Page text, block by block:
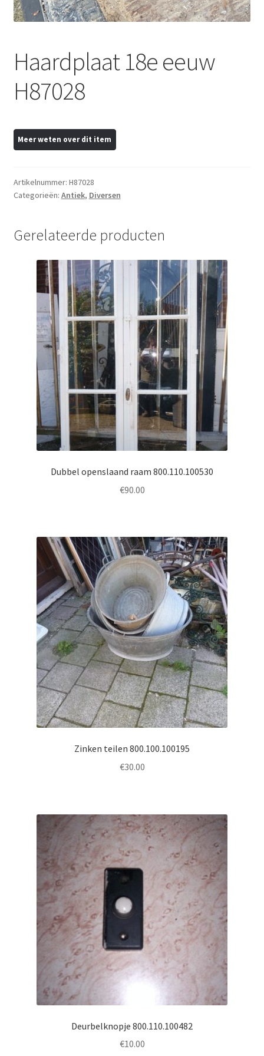
Haardplaat 18e eeuw
H87028
Artikelnummer: H87028
Categorieën: Antiek, Diversen
Gerelateerde producten
Dubbel openslaand raam 800.110.100530
€90.00
Zinken teilen 800.100.100195
€30.00
Deurbelknopje 800.110.100482
€10.00